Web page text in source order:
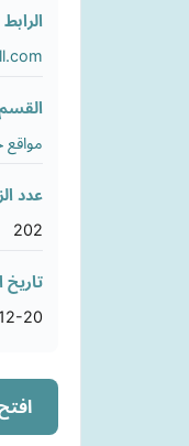
الرابط
عدد
202
تاريخ
20